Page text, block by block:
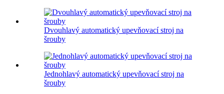
Dvouhlavý automatický upevňovací stroj na
šrouby
Jednohlavý automatický upevňovací stroj na
šrouby